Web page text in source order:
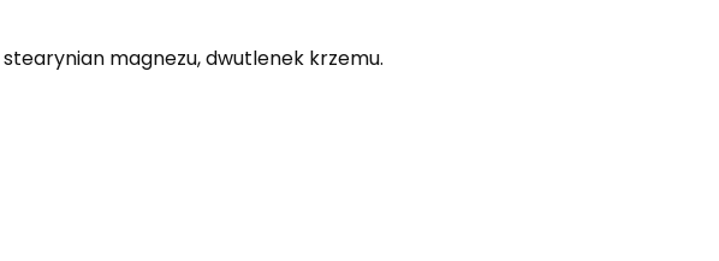
magnezu, dwutlenek krzemu.